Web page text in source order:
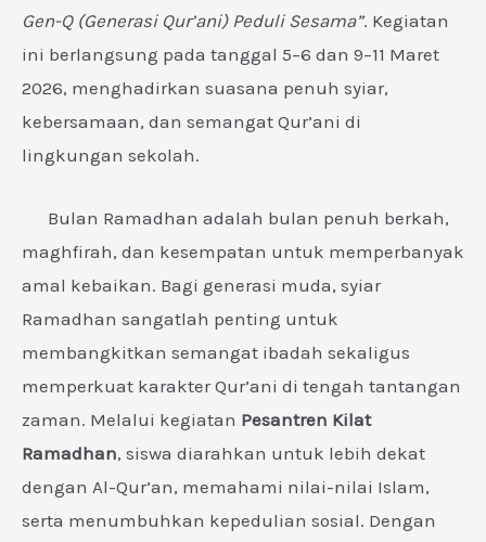
Gen-Q (Generasi Qur’ani) Peduli Sesama”. Kegiatan
ini berlangsung pada tanggal 5–6 dan 9–11 Maret
2026, menghadirkan suasana penuh syiar,
kebersamaan, dan semangat Qur’ani di
lingkungan sekolah.
Bulan Ramadhan adalah bulan penuh berkah,
maghfirah, dan kesempatan untuk memperbanyak
amal kebaikan. Bagi generasi muda, syiar
Ramadhan sangatlah penting untuk
membangkitkan semangat ibadah sekaligus
memperkuat karakter Qur’ani di tengah tantangan
zaman. Melalui kegiatan Pesantren Kilat
Ramadhan, siswa diarahkan untuk lebih dekat
dengan Al-Qur’an, memahami nilai-nilai Islam,
serta menumbuhkan kepedulian sosial. Dengan